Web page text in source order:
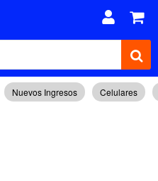
Nuevos Ingresos Celulares